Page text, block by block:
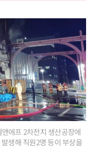
에프 2차전지 생산공장에
생해 직원2명 등이 부상을